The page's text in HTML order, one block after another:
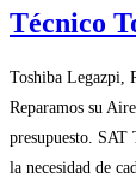
Técnico
Toshiba Legazpi,
Reparamos su
presupuesto.
la necesidad de